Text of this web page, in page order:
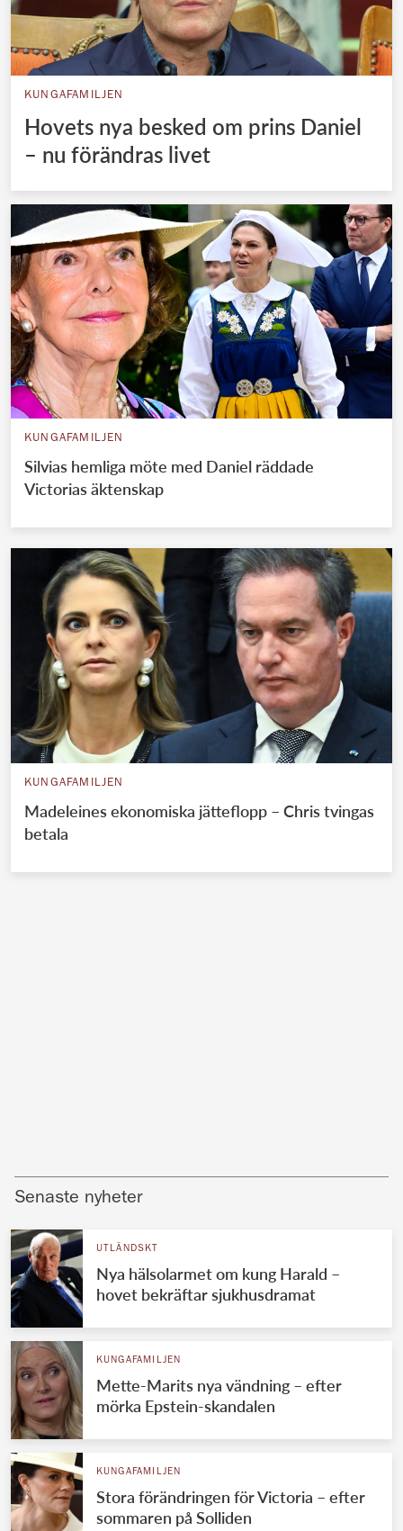
KUNGAFAMILJEN
Hovets nya besked om prins Daniel
– nu förändras livet
KUNGAFAMILJEN
Silvias hemliga möte med Daniel räddade
Victorias äktenskap
KUNGAFAMILJEN
Madeleines ekonomiska jätteflopp – Chris tvingas
betala
Senaste nyheter
UTLÄNDSKT
Nya hälsolarmet om kung Harald –
hovet bekräftar sjukhusdramat
KUNGAFAMILJEN
Mette-Marits nya vändning – efter
mörka Epstein-skandalen
KUNGAFAMILJEN
Stora förändringen för Victoria – efter
sommaren på Solliden